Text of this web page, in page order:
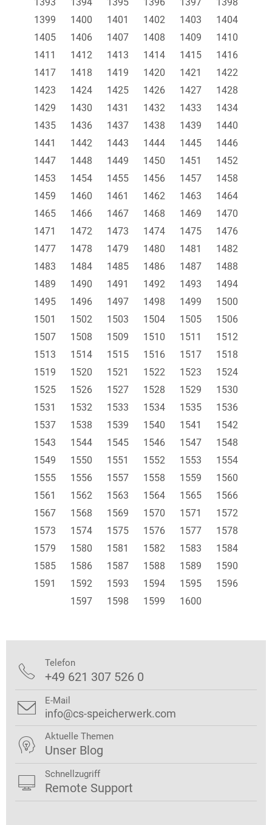
1399
1400 1401 1402 1403
1404
1405
1406 1407 1408 1409
1410
1411
1412 1413 1414 1415
1416
1417
1418 1419 1420 1421
1422
1423
1424 1425 1426 1427
1428
1429
1430 1431 1432 1433
1434
1435
1436 1437 1438 1439
1440
1441
1442 1443 1444 1445
1446
1447
1448 1449 1450 1451
1452
1453
1454 1455 1456 1457
1458
1459
1460 1461 1462 1463
1464
1465
1466 1467 1468 1469
1470
1471
1472 1473 1474 1475
1476
1477
1478 1479 1480 1481
1482
1483
1484 1485 1486 1487
1488
1489
1490 1491 1492 1493
1494
1495
1496 1497 1498 1499
1500
1501
1502 1503 1504 1505
1506
1507
1508 1509 1510 1511
1512
1513
1514 1515 1516 1517
1518
1519
1520 1521 1522 1523
1524
1525
1526 1527 1528 1529
1530
1531
1532 1533 1534 1535
1536
1537
1538 1539 1540 1541
1542
1543
1544 1545 1546 1547
1548
1549
1550 1551 1552 1553
1554
1555
1556 1557 1558 1559
1560
1561
1562 1563 1564 1565
1566
1567
1568 1569 1570 1571
1572
1573
1574 1575 1576 1577
1578
1579
1580 1581 1582 1583
1584
1585
1586 1587 1588 1589
1590
1591
1592 1593 1594 1595
1596
1597
1598 1599 1600
 Telefon
+49 621 307 526 0
 E-Mail
info@cs-speicherwerk.com
 Aktuelle Themen
Unser Blog
 Schnellzugriff
Remote Support